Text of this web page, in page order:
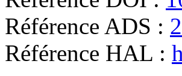
Référence ADS :
Référence HAL :